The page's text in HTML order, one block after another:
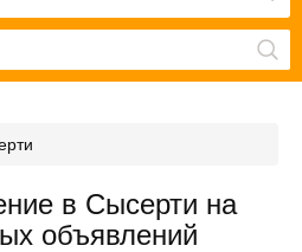
в Сысерти на
объявлений